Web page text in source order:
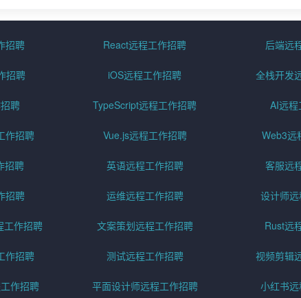
招聘 React远程工作招聘 后端远
招聘 iOS远程工作招聘 全栈开发
聘 TypeScript远程工作招聘 AI远
作招聘 Vue.js远程工作招聘 Web3远
招聘 英语远程工作招聘 客服远
招聘 运维远程工作招聘 设计师
工作招聘 文案策划远程工作招聘 Rust远
作招聘 测试远程工作招聘 视频剪辑
作招聘 平面设计师远程工作招聘 小红书